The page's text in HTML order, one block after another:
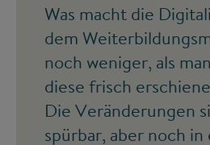
Was macht die
dem
noch weniger, als
diese frisch
Die Veränderungen
spürbar, aber noch